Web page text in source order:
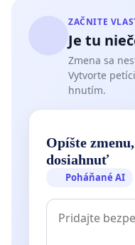
ZAČNITE
Je tu
Zmena sa
Vytvorte
hnutím.
Opíšte
dosiahnuť
Poháňané AI